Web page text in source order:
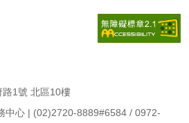
1號 北區10樓
中心 | (02)2720-8889#6584 / 0972-